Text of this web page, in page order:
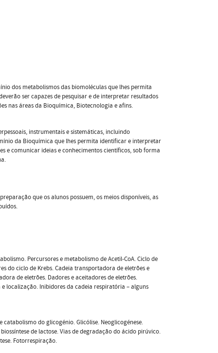
dos metabolismos das biomoléculas que lhes permita
ser capazes de pesquisar e de interpretar resultados
nas áreas da Bioquímica, Biotecnologia e afins.
instrumentais e sistemáticas, incluindo
da Bioquímica que lhes permita identificar e interpretar
e comunicar ideias e conhecimentos científicos, sob forma
que os alunos possuem, os meios disponíveis, as
Percursores e metabolismo de Acetil-CoA. Ciclo de
do ciclo de Krebs. Cadeia transportadora de eletrões e
de eletrões. Dadores e aceitadores de eletrões.
localização. Inibidores da cadeia respiratória – alguns
catabolismo do glicogénio. Glicólise. Neoglicogénese.
de lactose. Vias de degradação do ácido pirúvico.
Fotorrespiração.